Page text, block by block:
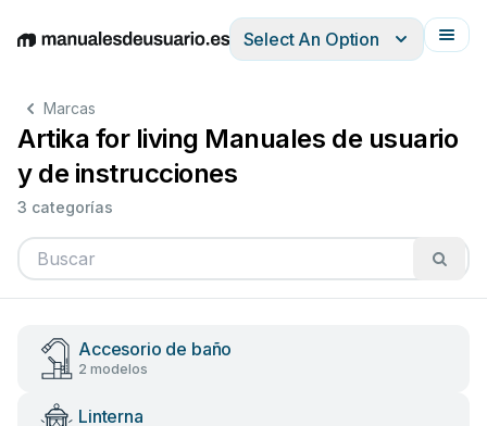
EnglishDeutschEspañolItalianoFrançais
Select An Option
Marcas
Artika for living Manuales de usuario
y de instrucciones
3 categorías
Accesorio de baño
2 modelos
Linterna